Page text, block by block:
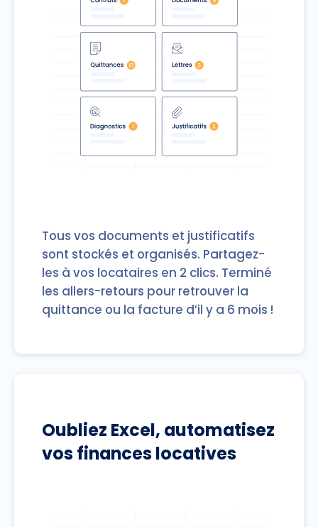
Tous vos documents et justificatifs
sont stockés et organisés. Partagez-
les à vos locataires en 2 clics. Terminé
les allers-retours pour retrouver la
quittance ou la facture d’il y a 6 mois !
Oubliez Excel, automatisez
vos finances locatives